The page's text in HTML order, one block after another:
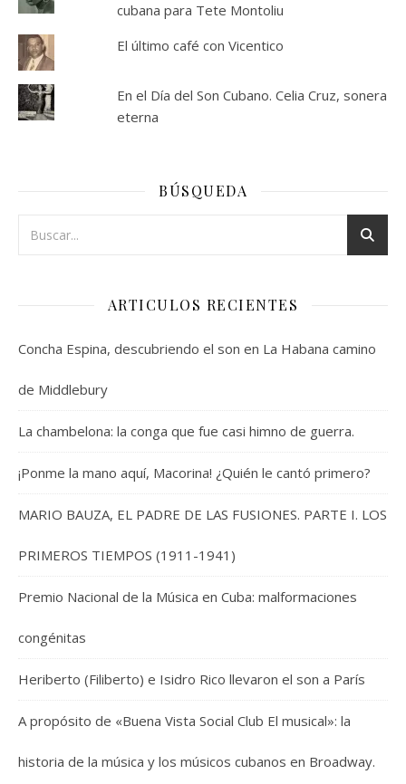
cubana para Tete Montoliu
El último café con Vicentico
En el Día del Son Cubano. Celia Cruz, sonera
eterna
BÚSQUEDA
ARTICULOS RECIENTES
Concha Espina, descubriendo el son en La Habana camino
de Middlebury
La chambelona: la conga que fue casi himno de guerra.
¡Ponme la mano aquí, Macorina! ¿Quién le cantó primero?
MARIO BAUZA, EL PADRE DE LAS FUSIONES. PARTE I. LOS
PRIMEROS TIEMPOS (1911-1941)
Premio Nacional de la Música en Cuba: malformaciones
congénitas
Heriberto (Filiberto) e Isidro Rico llevaron el son a París
A propósito de «Buena Vista Social Club El musical»: la
historia de la música y los músicos cubanos en Broadway.